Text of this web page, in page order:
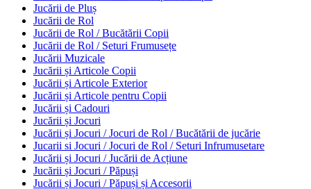
Jucării de Pluș
Jucării de Rol
Jucării de Rol / Bucătării Copii
Jucării de Rol / Seturi Frumusețe
Jucării Muzicale
Jucării și Articole Copii
Jucării și Articole Exterior
Jucării și Articole pentru Copii
Jucării și Cadouri
Jucării și Jocuri
Jucării și Jocuri / Jocuri de Rol / Bucătării de jucărie
Jucarii si Jocuri / Jocuri de Rol / Seturi Infrumusetare
Jucării și Jocuri / Jucării de Acțiune
Jucării și Jocuri / Păpuși
Jucării și Jocuri / Păpuși și Accesorii